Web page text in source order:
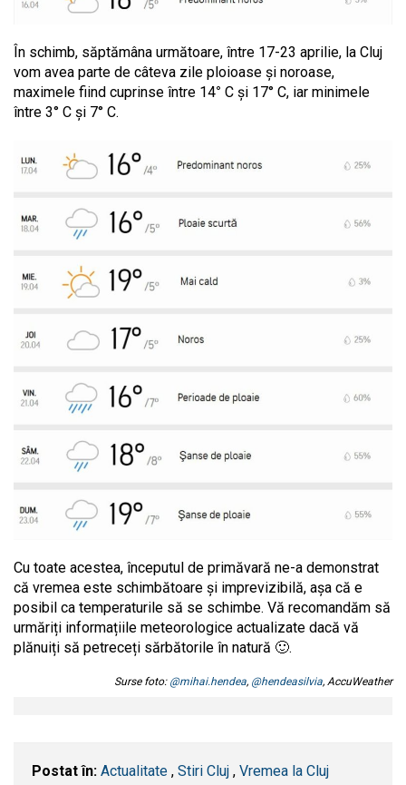
În schimb, săptămâna următoare, între 17-23 aprilie, la Cluj
vom avea parte de câteva zile ploioase și noroase,
maximele fiind cuprinse între 14° C și 17° C, iar minimele
între 3° C și 7° C.
Cu toate acestea, începutul de primăvară ne-a demonstrat
că vremea este schimbătoare și imprevizibilă, așa că e
posibil ca temperaturile să se schimbe. Vă recomandăm să
urmăriți informațiile meteorologice actualizate dacă vă
plănuiți să petreceți sărbătorile în natură 🙂.
Surse foto: @mihai.hendea, @hendeasilvia, AccuWeather
Postat în: Actualitate , Stiri Cluj , Vremea la Cluj